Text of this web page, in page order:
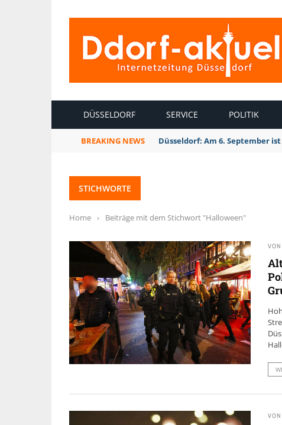
DÜSSELDORF SERVICE POLITIK
BREAKING NEWS Düsseldorf: Am 6. September
STICHWORTE
Home › Beiträge mit dem Stichwort "Halloween"
VON
VON